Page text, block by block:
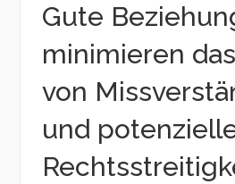
Gute
minimieren
von
und